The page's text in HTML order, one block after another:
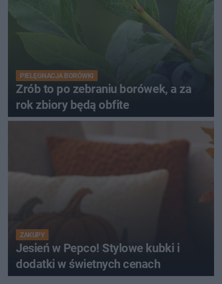
PIELĘGNACJA BORÓWKI
Zrób to po zebraniu borówek, a za
rok zbiory będą obfite
ZAKUPY
Jesień w Pepco! Stylowe kubki i
dodatki w świetnych cenach